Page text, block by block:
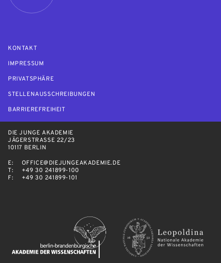
KONTAKT
IMPRESSUM
PRIVATSPHÄRE
STELLENAUSSCHREIBUNGEN
BARRIEREFREIHEIT
DIE JUNGE AKADEMIE
JÄGERSTRASSE 22/23
10117 BERLIN
E:
OFFICE@DIEJUNGEAKADEMIE.DE
T:
+49 30 241899-100
F:
+49 30 241899-101